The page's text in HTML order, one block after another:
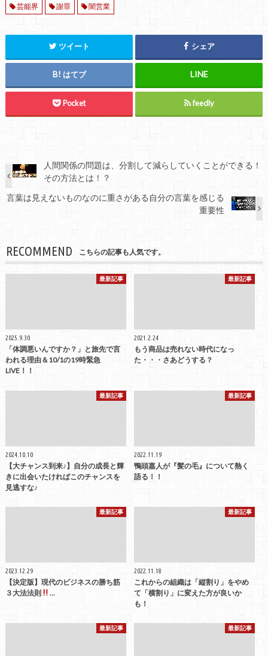
芸能界
謝罪 闇営業
ツイート シェア
はてブ
Pocket feedly
人間関係の問題は、分割して減らしていくことができる！
その方法とは！？
言葉は見えないものなのに重さがある自分の言葉を感じる
重要性
RECOMMEND こちらの記事も人気です。
最新記事
2025.9.30
「体調悪いんですか？」と旅先で言
われる理由＆10/1の19時緊急
LIVE！！
最新記事
2021.2.24
もう商品は売れない時代になっ
た・・・さあどうする？
最新記事
2024.10.10
【大チャンス到来♪】自分の成長と輝
きに出会いたければこのチャンスを
見逃すな♪
最新記事
2022.11.19
鴨頭嘉人が『髪の毛』について熱く
語る！！
最新記事
2023.12.29
【決定版】現代のビジネスの勝ち筋
３大法法則
…
最新記事
2022.11.18
これからの組織は「縦割り」をやめ
て「横割り」に変えた方が良いか
も！
最新記事 最新記事